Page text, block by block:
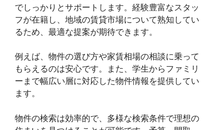
でしっかりとサポートします。経験豊富なスタッ
フが在籍し、地域の賃貸市場について熟知してい
るため、最適な提案が期待できます。
例えば、物件の選び方や家賃相場の相談に乗って
もらえるのは安心です。また、学生からファミリ
ーまで幅広い層に対応した物件情報を提供してい
ます。
物件の検索は効率的で、多様な検索条件で理想の